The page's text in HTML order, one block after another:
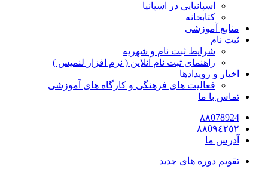
اسپانیایی در اسپانیا
کتابخانه
منابع آموزشی
ثبت نام
شرایط ثبت نام و شهریه
راهنمای ثبت نام آنلاین ( نرم افزار لنمیس )
اخبار و رویدادها
فعالیت های فرهنگی و کارگاه های آموزشی
تماس با ما
٨٨078924
٨٨0٩٤٢٥٢
آدرس ما
تقویم دوره های جدید